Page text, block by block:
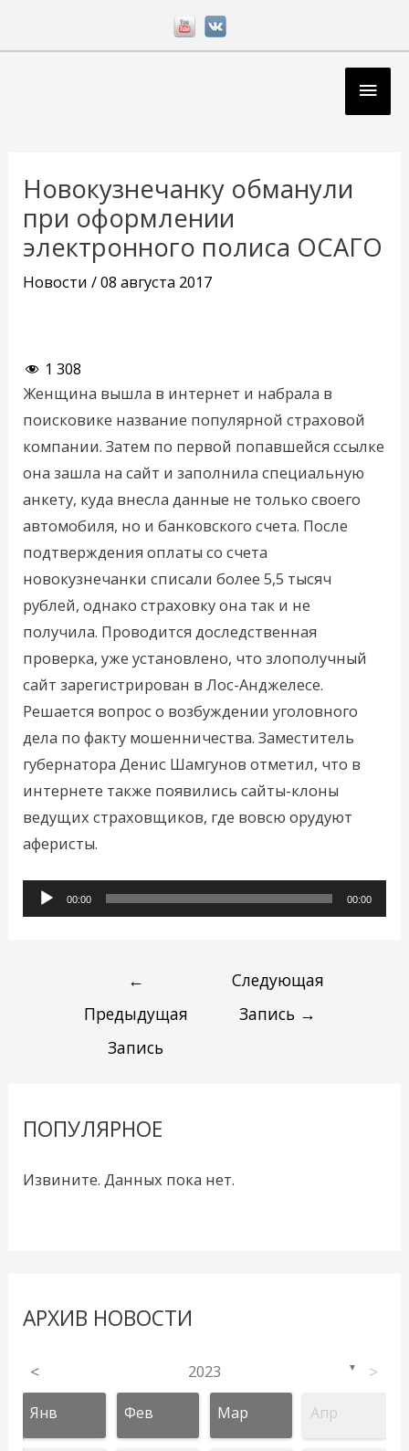
Новокузнечанку обманули
при оформлении
электронного полиса ОСАГО
Новости /08 августа 2017
1 308
Женщина вышла в интернет и набрала в
поисковике название популярной страховой
компании. Затем по первой попавшейся ссылке
она зашла на сайт и заполнила специальную
анкету, куда внесла данные не только своего
автомобиля, но и банковского счета. После
подтверждения оплаты со счета
новокузнечанки списали более 5,5 тысяч
рублей, однако страховку она так и не
получила. Проводится доследственная
проверка, уже установлено, что злополучный
сайт зарегистрирован в Лос-Анджелесе.
Решается вопрос о возбуждении уголовного
дела по факту мошенничества. Заместитель
губернатора Денис Шамгунов отметил, что в
интернете также появились сайты-клоны
ведущих страховщиков, где вовсю орудуют
аферисты.
Аудиоплеер
00:00 00:00
записям
←
Предыдущая
Запись
Следующая
Запись →
ПОПУЛЯРНОЕ
Извините. Данных пока нет.
АРХИВ НОВОСТИ
< 2023 ▼ >
Янв Фев Мар Апр